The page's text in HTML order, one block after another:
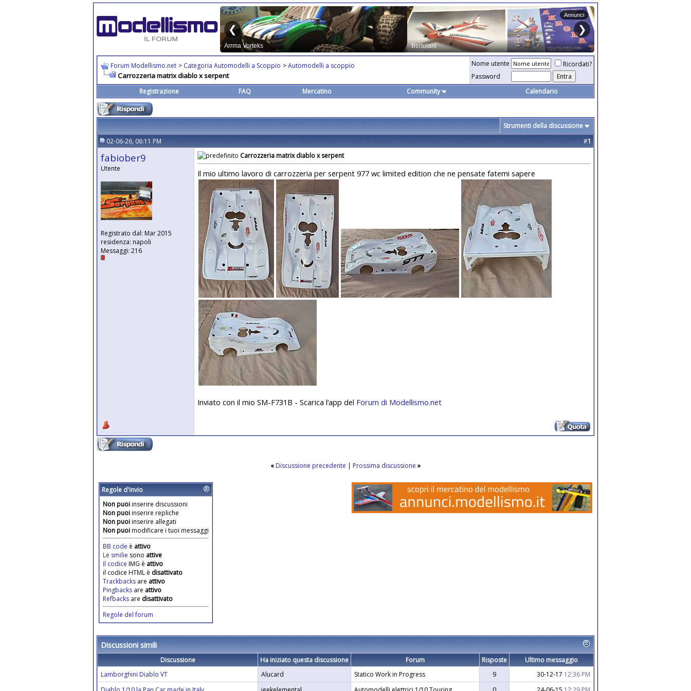
Forum Modellismo.net > Categoria Automodelli a Scoppio >Automodelli a scoppio
Carrozzeria matrix diablo x serpent
Nome utente
Ricordati?
Password
Registrazione
FAQ Mercatino Community Calendario
Strumenti della discussione
02-06-26, 06:11 PM
#1
fabiober9
Utente
Registrato dal: Mar 2015
residenza: napoli
Messaggi: 216
Carrozzeria matrix diablo x serpent
Il mio ultimo lavoro di carrozzeria per serpent 977 wc limited edition che ne pensate fatemi sapere
Inviato con il mio SM-F731B - Scarica l‘app del Forum di Modellismo.net
« Discussione precedente | Prossima discussione »
Regole d'invio
Non puoiinserire discussioni
Non puoiinserire repliche
Non puoiinserire allegati
Non puoimodificare i tuoi messaggi
BB code è attivo
Le smilie sono attive
Il codice IMG è attivo
il codice HTML è disattivato
Trackbacks are attivo
Pingbacks are attivo
Refbacks are disattivato
Regole del forum
Discussioni simili
Discussione Ha iniziato questa discussione Forum Risposte
Ultimo messaggio
Lamborghini Diablo VT
Alucard Statico Work in Progress 9 30-12-17 12:36 PM